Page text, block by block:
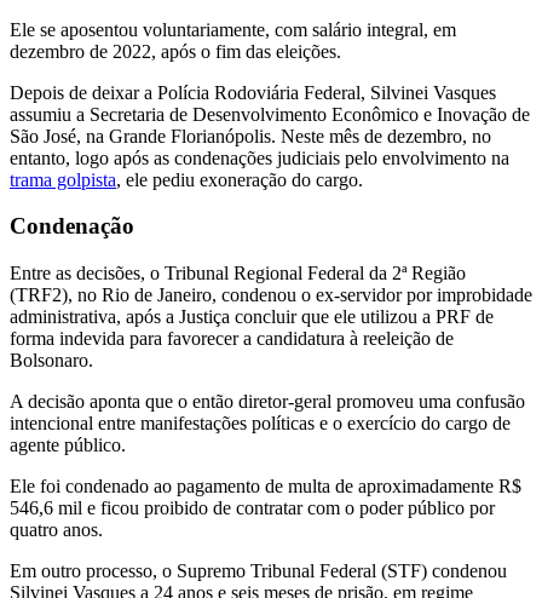
Ele se aposentou voluntariamente, com salário integral, em
dezembro de 2022, após o fim das eleições.
Depois de deixar a Polícia Rodoviária Federal, Silvinei Vasques
assumiu a Secretaria de Desenvolvimento Econômico e Inovação de
São José, na Grande Florianópolis. Neste mês de dezembro, no
entanto, logo após as condenações judiciais pelo envolvimento na
trama golpista, ele pediu exoneração do cargo.
Condenação
Entre as decisões, o Tribunal Regional Federal da 2ª Região
(TRF2), no Rio de Janeiro, condenou o ex-servidor por improbidade
administrativa, após a Justiça concluir que ele utilizou a PRF de
forma indevida para favorecer a candidatura à reeleição de
Bolsonaro.
A decisão aponta que o então diretor-geral promoveu uma confusão
intencional entre manifestações políticas e o exercício do cargo de
agente público.
Ele foi condenado ao pagamento de multa de aproximadamente R$
546,6 mil e ficou proibido de contratar com o poder público por
quatro anos.
Em outro processo, o Supremo Tribunal Federal (STF) condenou
Silvinei Vasques a 24 anos e seis meses de prisão, em regime